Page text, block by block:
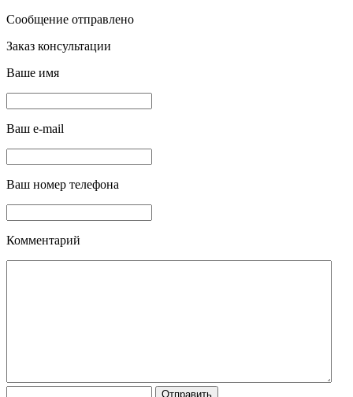
Сообщение отправлено
Заказ консультации
Ваше имя
Ваш e-mail
Ваш номер телефона
Комментарий